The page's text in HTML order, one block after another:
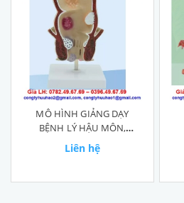
MÔ HÌNH GIẢNG DẠY
BỆNH LÝ HẬU MÔN,
TRỰC TRÀNG
Liên hệ